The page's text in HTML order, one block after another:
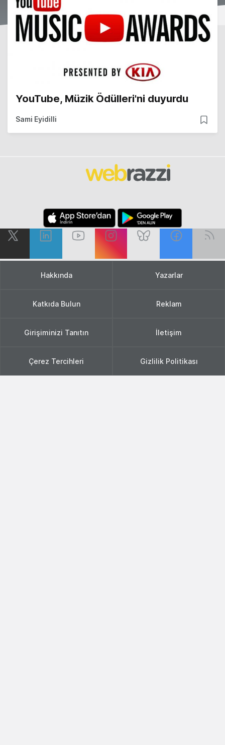
YouTube, Müzik Ödülleri'ni duyurdu
Sami Eyidilli
Hakkında Yazarlar
Katkıda Bulun Reklam
Girişiminizi Tanıtın İletişim
Çerez Tercihleri Gizlilik Politikası